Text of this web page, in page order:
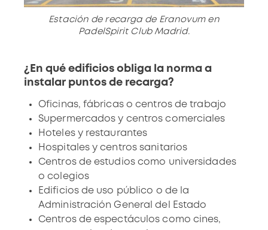
Estación de recarga de Eranovum en
PadelSpirit Club Madrid.
¿En qué edificios obliga la norma a
instalar puntos de recarga?
Oficinas, fábricas o centros de trabajo
Supermercados y centros comerciales
Hoteles y restaurantes
Hospitales y centros sanitarios
Centros de estudios como universidades
o colegios
Edificios de uso público o de la
Administración General del Estado
Centros de espectáculos como cines,